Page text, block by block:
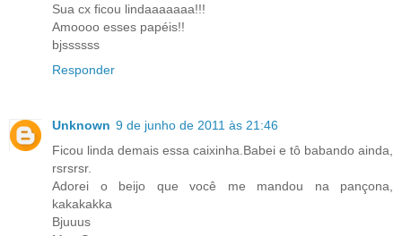
Sua cx ficou lindaaaaaaa!!!
Amoooo esses papéis!!
bjssssss
Responder
Unknown 9 de junho de 2011 às 21:46
Ficou linda demais essa caixinha.Babei e tô babando ainda,
rsrsrsr.
Adorei o beijo que você me mandou na pançona,
kakakakka
Bjuuus